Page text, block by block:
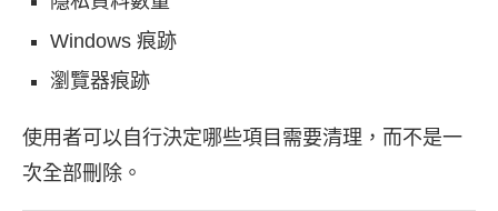
Windows 痕跡
瀏覽器痕跡
使用者可以自行決定哪些項目需要清理，而不是一
次全部刪除。